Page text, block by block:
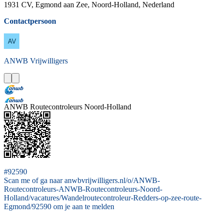
1931 CV, Egmond aan Zee, Noord-Holland, Nederland
Contactpersoon
ANWB Vrijwilligers
ANWB Routecontroleurs Noord-Holland
#92590
Scan me of ga naar anwbvrijwilligers.nl/o/ANWB-
Routecontroleurs-ANWB-Routecontroleurs-Noord-
Holland/vacatures/Wandelroutecontroleur-Redders-op-zee-route-
Egmond/92590 om je aan te melden